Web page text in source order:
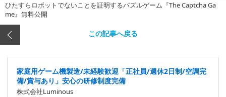
ひたすらロボットでないことを証明するパズルゲーム『The Captcha Ga
me』無料公開
この記事へ戻る
家庭用ゲーム機製造/未経験歓迎「正社員/週休2日制/空調完
備/賞与あり」安心の研修制度完備
株式会社Luminous